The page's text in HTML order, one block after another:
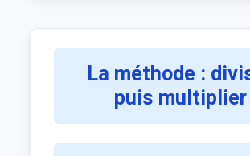
La méthode :
puis multiplier